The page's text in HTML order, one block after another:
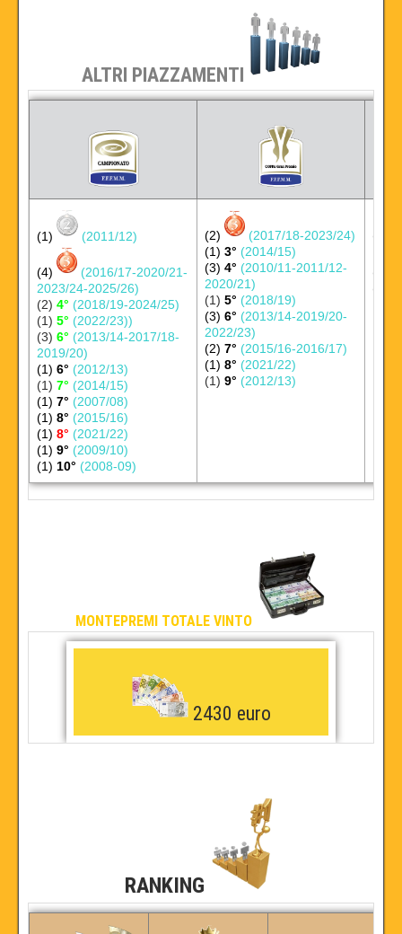
ALTRI PIAZZAMENTI
(1) (2011/12)
(4)
(2016/17-2020/21-
2023/24-2025/26)
(2) 4° (2018/19-2024/25)
(1) 5° (2022/23))
(3) 6° (2013/14-2017/18-
2019/20)
(1) 6° (2012/13)
(1) 7° (2014/15)
(1) 7° (2007/08)
(1) 8° (2015/16)
(1) 8° (2021/22)
(1) 9° (2009/10)
(1) 10° (2008-09)
(2)
(2017/18-2023/24)
(1) 3° (2014/15)
(3) 4° (2010/11-2011/12-
2020/21)
(1) 5° (2018/19)
(3) 6° (2013/14-2019/20-
2022/23)
(2) 7° (2015/16-2016/17)
(1) 8° (2021/22)
(1) 9° (2012/13)
(2)
(1)
(1)
MONTEPREMI TOTALE VINTO
2430 euro
RANKING